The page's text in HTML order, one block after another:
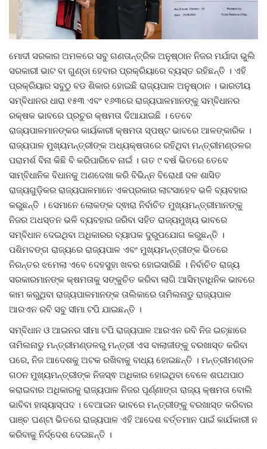
Gallery
ଆଜିର ଖବର
ସାହିତ୍ୟ
ସଂସ୍କୃତି
ସିନେମା
ଭିଡିଓ
ମୋଦୀ ସରକାର ଅମଳରେ ସବୁ ଗଣତାନ୍ତ୍ରିକ ଅନୁଷ୍ଠାନ ନିଜର ମର୍ଯାଦା ଭୁଲି
ସରକାରୀ ଭାଟ ବା ଗୁଣ୍ଡା ହେବାର ପ୍ରକ୍ରିୟାରେ ବ୍ୟସ୍ତ ରହିଛନ୍ତି । ଏହି
ପ୍ରକ୍ରିୟାର ସବୁଠୁ ବଡ ଶିକାର ହୋଇଛି ରାଜ୍ୟପାଳ ଅନୁଷ୍ଠାନ । ଭାରତୀୟ
ସମ୍ବିଧାନର ଧାରା ୧୫୩ ଏବଂ ୧୬୩ରେ ରାଜ୍ୟପାଳମାନଙ୍କୁ ସମ୍ବିଧାନର
ରକ୍ଷକ ଭାବରେ ପ୍ରଚୁର କ୍ଷମତା ଦିଆଯାଇଛି । ତେବେ
ରାଜ୍ୟପାଳମାନଙ୍କର କାର୍ୟକାରୀ କ୍ଷମତା ସ୍ପଷ୍ଟ ଭାବରେ ଆଳଙ୍କାରିକ ।
ରାଜ୍ୟପାଳ ମୁଖ୍ୟମନ୍ତ୍ରୀଙ୍କ ଅଧ୍ୟକ୍ଷତାରେ ରହିଥିବା ମନ୍ତ୍ରୀମଣ୍ଡଳର
ପରାମର୍ଶ ବିନା କିଛି ବି କରିପାରିବେ ନାଇଁ । ଗତ ୯ ବର୍ଷ ଭିତରେ ତେବେ
ସାମ୍ବିଧାନିକ ବିଧାନକୁ ଅଣଦେଖା କରି ବିଭିନ୍ନ ବିରୋଧୀ ଦଳ ଶାସିତ
ରାଜ୍ୟଗୁଡ଼ିକର ରାଜ୍ୟପାଳମାନେ ଏକପ୍ରକାର ଲାଟସାହେବ ଭଳି ବ୍ୟବହାର
କରୁଛନ୍ତି । ସେମାନେ ଲୋକଙ୍କ ଦ୍ଵାରା ନିର୍ବାଚିତ ମୁଖ୍ୟମନ୍ତ୍ରୀମାନଙ୍କୁ
ନିଜର ଅଧସ୍ତନ ଭଳି ବ୍ୟବହାର ଜରିବା ସହିତ ରାଜ୍ୟମୁଖ୍ୟ ଭାବରେ
ସମ୍ବିଧାନ ଦେଇଥିବା ଅଧିକାରର ବ୍ୟାପକ ଦୁରୁପଯୋଗ କରୁଛନ୍ତି ।
ପଶିମବଙ୍ଗ ରାଜ୍ୟରେ ରାଜ୍ୟପାଳ ଏବଂ ମୁଖ୍ୟମନ୍ତ୍ରୀଙ୍କ ଭିତରେ
ନିରନ୍ତର ଝମେଲା ଏବେ ଦେହସୁହା ଖବର ହୋଇସାରିଛି । ନିର୍ବାଚିତ ରାଜ୍ୟ
ସରକାରମାନଙ୍କ କ୍ଷମତାକୁ ସଙ୍କୁଚିତ କରିବା ଲାଗି ଆସିମ୍ବାଧିନିକ ଭାବରେ
କାମ କରୁଥିବା ରାଜ୍ୟପାଳମାନଙ୍କ ତାଲିକାରେ ତାମିଲନାଡୁ ରାଜ୍ୟପାଳ
ଆରଏନ ରବି ସବୁ ସୀମା ଟପି ଯାଇଛନ୍ତି ।
ସମ୍ବିଧାନ ଓ ଆଇନର ସୀମା ଟପି ରାଜ୍ୟପାଳ ଆରଏନ ରବି ନିଜ ଇଚ୍ଛାରେ
ତାମିଲନାଡୁ ମନ୍ତ୍ରୀମଣ୍ଡଳରୁ ମନ୍ତ୍ରୀ ଏସ ବାଲାଜୀଙ୍କୁ ବରଖାସ୍ତ କରିବା
ପରେ, ନିଜ ଆଦେଶକୁ ଅଟକ ରଖିବାକୁ ବାଧ୍ୟ ହୋଇଛନ୍ତି । ମନ୍ତ୍ରୀମଣ୍ଡଳ
ଗଠନ ମୁଖ୍ୟମନ୍ତ୍ରୀଙ୍କ ନିଜସ୍ଵ ଅଧିକାର ହୋଇଥିବା ବେଳେ ଶପଥପାଠ
କରାଇବାର ଅଧିକାରକୁ ରାଜ୍ୟପାଳ ନିଜର ପୂର୍ଣ୍ଣାଙ୍ଗ ରାଜ୍ୟ କ୍ଷମତା ବୋଲି
ଭାବିବା ହାସ୍ୟାସ୍ପଦ । ବେଆଇନ ଭାବରେ ମନ୍ତ୍ରୀଙ୍କୁ ବରଖାସ୍ତ କରିବାର
ପାଞ୍ଚ ଘଣ୍ଟା ଭିତରେ ରାଜ୍ୟପାଳ ଏହି ଆଦେଶ ବର୍ତ୍ତମାନ ପାଇଁ କାର୍ଯକାରୀ ନ
କରିବାକୁ ନିର୍ଦ୍ଦେଶ ଦେଇଛନ୍ତି ।